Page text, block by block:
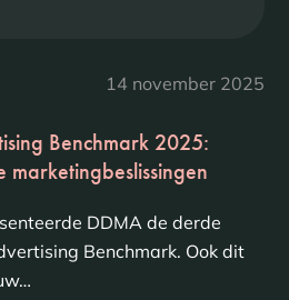
14 november 2025
Benchmark 2025:
marketingbeslissingen
DDMA de derde
Benchmark. Ook dit